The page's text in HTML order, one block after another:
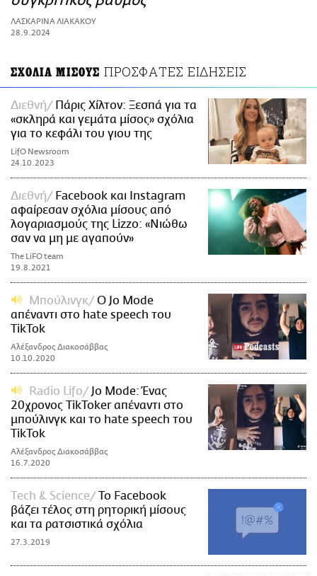
ΑΜΠΑ
PRINT
ΛΑΣΚΑΡΙΝΑ ΛΙΑΚΑΚΟΥ
28.9.2024
ΣΧΟΛΙΑ ΜΙΣΟΥΣ ΠΡΟΣΦΑΤΕΣ ΕΙΔΗΣΕΙΣ
Διεθνή
Πάρις Χίλτον: Ξεσπά για τα
«σκληρά και γεμάτα μίσος» σχόλια
για το κεφάλι του γιου της
LifO Newsroom
24.10.2023
Διεθνή
Facebook και Instagram
αφαίρεσαν σχόλια μίσους από
λογαριασμούς της Lizzo: «Νιώθω
σαν να μη με αγαπούν»
The LiFO team
19.8.2021
Μπούλινγκ
Ο Jo Mode
απέναντι στο hate speech του
TikTok
Αλέξανδρος Διακοσάββας
10.10.2020
Radio Lifo
Jo Mode: Ένας
20χρονος TikToker απέναντι στο
μπούλινγκ και το hate speech του
TikTok
Αλέξανδρος Διακοσάββας
16.7.2020
Τech & Science
Το Facebook
βάζει τέλος στη ρητορική μίσους
και τα ρατσιστικά σχόλια
27.3.2019